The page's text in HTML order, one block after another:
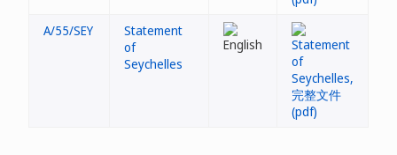
A/55/SEY
Statement
of
Seychelles